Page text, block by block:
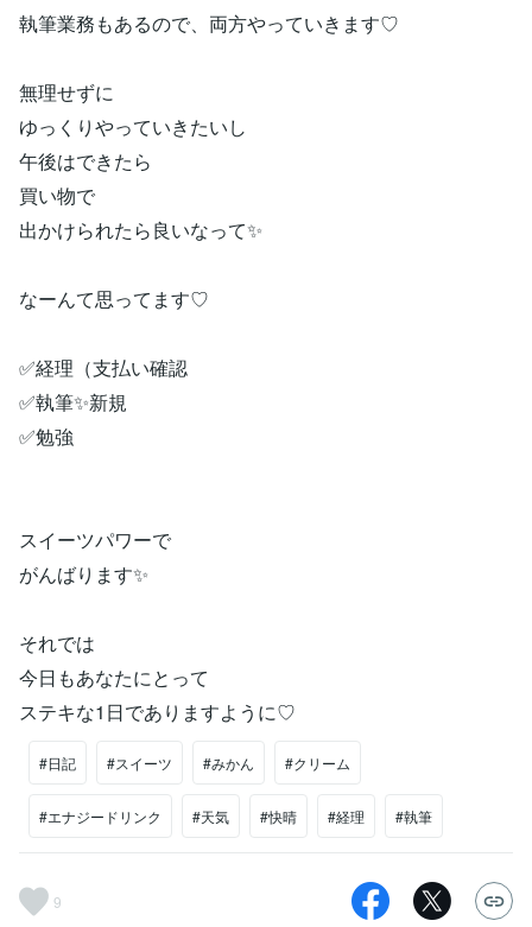
執筆業務もあるので、両方やっていきます♡
無理せずに
ゆっくりやっていきたいし
午後はできたら
買い物で
出かけられたら良いなって✨
なーんて思ってます♡
✅経理（支払い確認
✅執筆✨新規
✅勉強
スイーツパワーで
がんばります✨
それでは
今日もあなたにとって
ステキな1日でありますように♡
#日記 #スイーツ #みかん #クリーム
#エナジードリンク #天気 #快晴 #経理 #執筆
9